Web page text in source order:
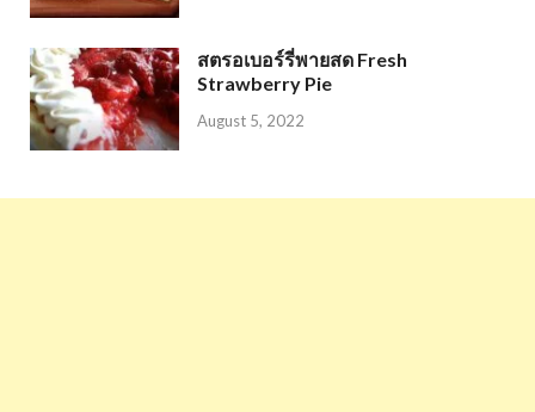
สตรอเบอร์รี่พายสด Fresh
Strawberry Pie
August 5, 2022